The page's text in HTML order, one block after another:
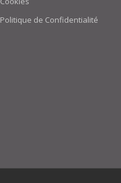
Politique de Confidentialité